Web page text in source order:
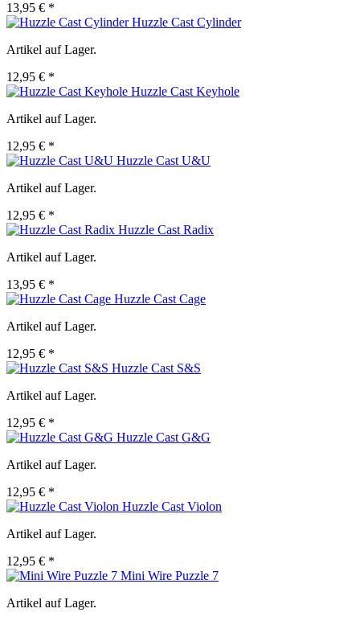
13,95 € *
Huzzle Cast Cylinder
Artikel auf Lager.
12,95 € *
Huzzle Cast Keyhole
Artikel auf Lager.
12,95 € *
Huzzle Cast U&U
Artikel auf Lager.
12,95 € *
Huzzle Cast Radix
Artikel auf Lager.
13,95 € *
Huzzle Cast Cage
Artikel auf Lager.
12,95 € *
Huzzle Cast S&S
Artikel auf Lager.
12,95 € *
Huzzle Cast G&G
Artikel auf Lager.
12,95 € *
Huzzle Cast Violon
Artikel auf Lager.
12,95 € *
Mini Wire Puzzle 7
Artikel auf Lager.